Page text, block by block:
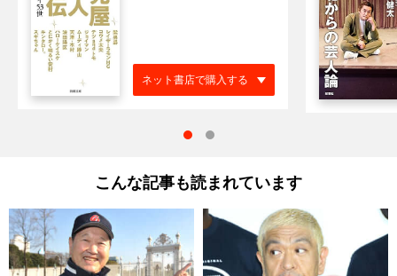
ネット書店で購入する
こんな記事も読まれています